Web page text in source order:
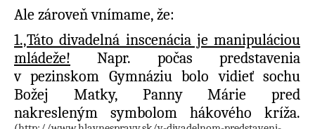
Ale zároveň vnímame, že:
1.,Táto divadelná inscenácia je manipuláciou
mládeže! Napr. počas predstavenia
v pezinskom Gymnáziu bolo vidieť sochu
Božej Matky, Panny Márie pred
nakresleným symbolom hákového kríža.